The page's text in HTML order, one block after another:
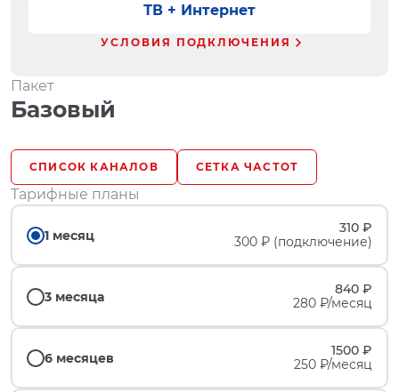
ТВ + Интернет
УСЛОВИЯ ПОДКЛЮЧЕНИЯ
Пакет
Базовый
СПИСОК КАНАЛОВ СЕТКА ЧАСТОТ
Тарифные планы
1 месяц
310 ₽
300 ₽ (подключение)
3 месяца
840 ₽
280 ₽/месяц
6 месяцев
1500 ₽
250 ₽/месяц